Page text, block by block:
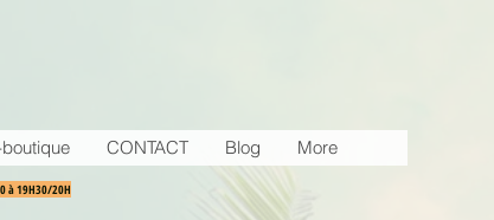
CONTACT Blog More
à 19H30/20H